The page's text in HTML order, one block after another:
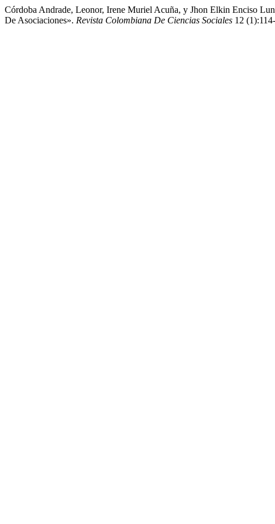
Córdoba Andrade, Leonor, Irene Muriel Acuña, y Jhon Elkin Enciso
De Asociaciones». Revista Colombiana De Ciencias Sociales 12